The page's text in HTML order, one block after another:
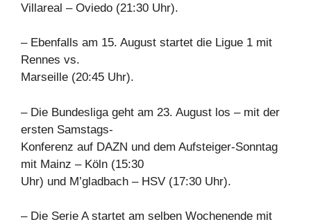
Villareal – Oviedo (21:30 Uhr).
– Ebenfalls am 15. August startet die Ligue 1 mit
Rennes vs.
Marseille (20:45 Uhr).
– Die Bundesliga geht am 23. August los – mit der
ersten Samstags-
Konferenz auf DAZN und dem Aufsteiger-Sonntag
mit Mainz – Köln (15:30
Uhr) und M’gladbach – HSV (17:30 Uhr).
– Die Serie A startet am selben Wochenende mit